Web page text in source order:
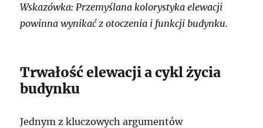
Wskazówka: Przemyślana kolorystyka elewacji
powinna wynikać z otoczenia i funkcji budynku.
Trwałość elewacji a cykl życia
budynku
Jednym z kluczowych argumentów